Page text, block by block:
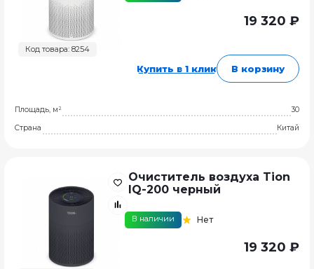
Код товара: 8254
19 320 ₽
Купить в 1 клик В корзину
Площадь, м²
30
Страна
Китай
Очиститель воздуха Tion
IQ-200 черный
В наличии Нет
19 320 ₽